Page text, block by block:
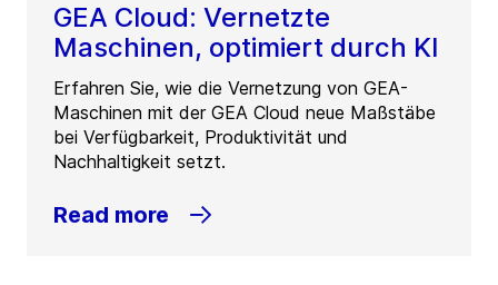
GEA Cloud: Vernetzte
Maschinen, optimiert durch KI
Erfahren Sie, wie die Vernetzung von GEA-
Maschinen mit der GEA Cloud neue Maßstäbe
bei Verfügbarkeit, Produktivität und
Nachhaltigkeit setzt.
Read more